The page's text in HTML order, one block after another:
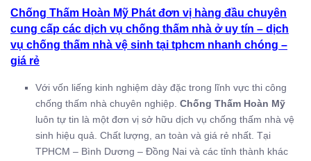
Chống Thấm Hoàn Mỹ Phát đơn vị hàng đầu chuyên
cung cấp các dịch vụ chống thấm nhà ở uy tín – dịch
vụ chống thấm nhà vệ sinh tại tphcm nhanh chóng –
giá rẻ
Với vốn liếng kinh nghiệm dày đặc trong lĩnh vực thi công
chống thấm nhà chuyên nghiệp. Chống Thấm Hoàn Mỹ
luôn tự tin là một đơn vị sở hữu dịch vụ chống thấm nhà vệ
sinh hiệu quả. Chất lượng, an toàn và giá rẻ nhất. Tại
TPHCM – Bình Dương – Đồng Nai và các tỉnh thành khác